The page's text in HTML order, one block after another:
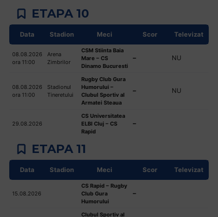
ETAPA 10
Data Stadion Meci Scor Televizat
08.08.2026
ora 11:00
Arena
Zimbrilor
CSM Stiinta Baia
Mare – CS
Dinamo Bucuresti
– NU
08.08.2026
ora 11:00
Stadionul
Tineretului
Rugby Club Gura
Humorului –
Clubul Sportiv al
Armatei Steaua
– NU
29.08.2026
CS Universitatea
ELBI Cluj – CS
Rapid
–
ETAPA 11
Data Stadion Meci Scor Televizat
15.08.2026
CS Rapid – Rugby
Club Gura
Humorului
–
Clubul Sportiv al